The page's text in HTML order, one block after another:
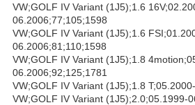
VW;GOLF IV Variant (1J5);1.6
06.2006;77;105;1598
VW;GOLF IV Variant (1J5);1.6
06.2006;81;110;1598
VW;GOLF IV Variant (1J5);1.8
06.2006;92;125;1781
VW;GOLF IV Variant (1J5);1.8
VW;GOLF IV Variant (1J5);2.0;05.1999-